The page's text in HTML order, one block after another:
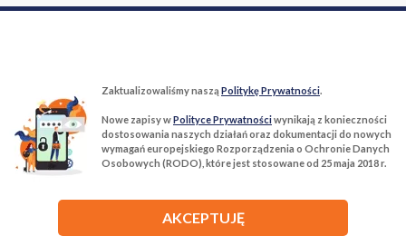
T:22 299 68 68M:biuro@tur-nieruchomosci.pl
Biuro Nieruchomości Tur Nieruchomości
Zaktualizowaliśmy naszą Politykę Prywatności.
Nowe zapisy wPolityce Prywatnościwynikają z konieczności
dostosowania naszych działań oraz dokumentacji do nowych
wymagań europejskiego Rozporządzenia o Ochronie Danych
Osobowych (RODO), które jest stosowane od 25 maja 2018 r.
AKCEPTUJĘ